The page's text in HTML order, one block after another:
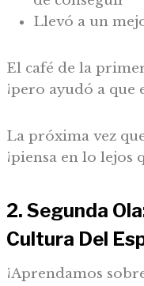
Llevó a un
El café de la
¡pero ayudó a que
La próxima vez
¡piensa en lo lejos
2. Segunda
Cultura Del
¡Aprendamos